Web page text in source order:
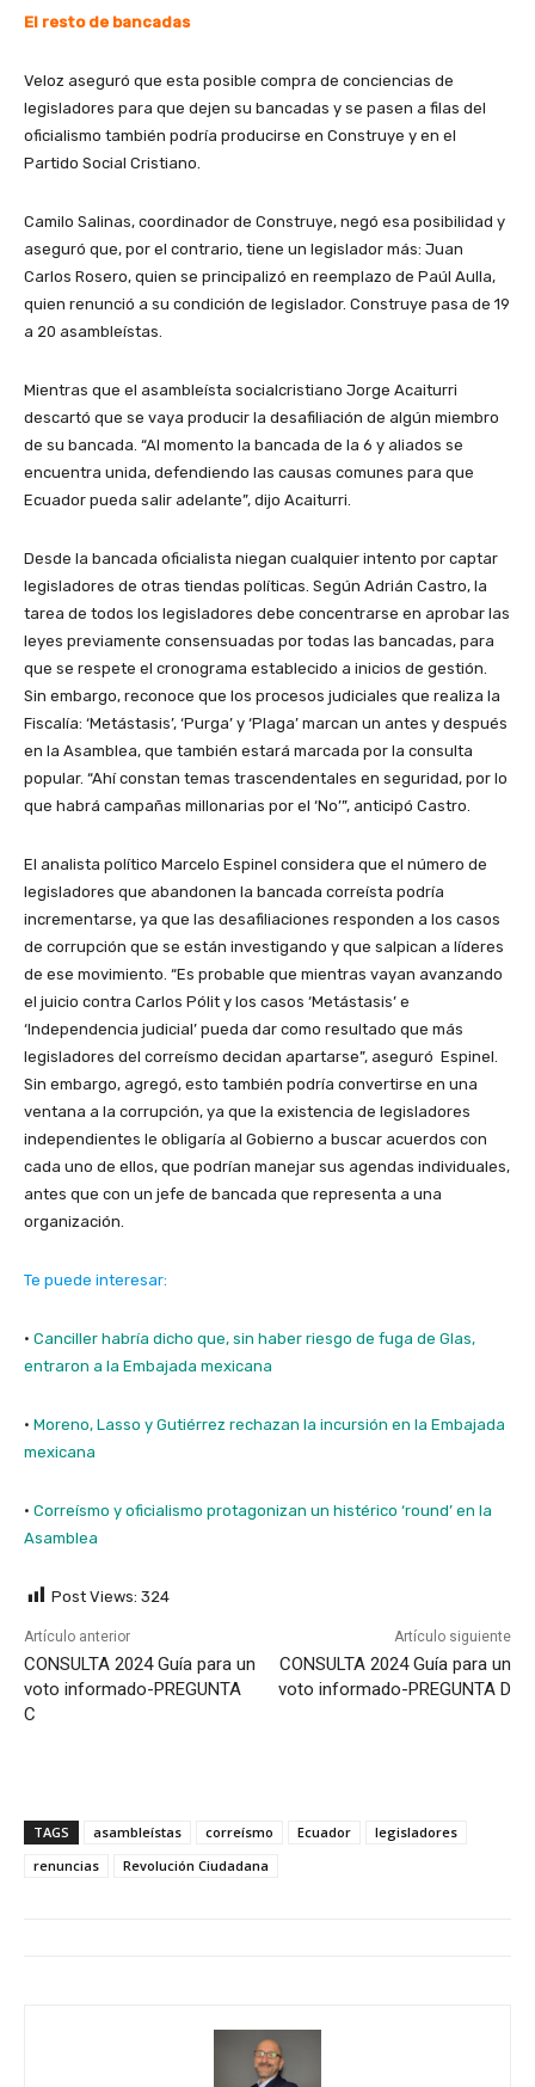
El resto de bancadas
Veloz aseguró que esta posible compra de conciencias de
legisladores para que dejen su bancadas y se pasen a filas del
oficialismo también podría producirse en Construye y en el
Partido Social Cristiano.
Camilo Salinas, coordinador de Construye, negó esa posibilidad y
aseguró que, por el contrario, tiene un legislador más: Juan
Carlos Rosero, quien se principalizó en reemplazo de Paúl Aulla,
quien renunció a su condición de legislador. Construye pasa de 19
a 20 asambleístas.
Mientras que el asambleísta socialcristiano Jorge Acaiturri
descartó que se vaya producir la desafiliación de algún miembro
de su bancada. “Al momento la bancada de la 6 y aliados se
encuentra unida, defendiendo las causas comunes para que
Ecuador pueda salir adelante”, dijo Acaiturri.
Desde la bancada oficialista niegan cualquier intento por captar
legisladores de otras tiendas políticas. Según Adrián Castro, la
tarea de todos los legisladores debe concentrarse en aprobar las
leyes previamente consensuadas por todas las bancadas, para
que se respete el cronograma establecido a inicios de gestión.
Sin embargo, reconoce que los procesos judiciales que realiza la
Fiscalía: ‘Metástasis’, ‘Purga’ y ‘Plaga’ marcan un antes y después
en la Asamblea, que también estará marcada por la consulta
popular. “Ahí constan temas trascendentales en seguridad, por lo
que habrá campañas millonarias por el ‘No’”, anticipó Castro.
El analista político Marcelo Espinel considera que el número de
legisladores que abandonen la bancada correísta podría
incrementarse, ya que las desafiliaciones responden a los casos
de corrupción que se están investigando y que salpican a líderes
de ese movimiento. “Es probable que mientras vayan avanzando
el juicio contra Carlos Pólit y los casos ‘Metástasis’ e
‘Independencia judicial’ pueda dar como resultado que más
legisladores del correísmo decidan apartarse”, aseguró Espinel.
Sin embargo, agregó, esto también podría convertirse en una
ventana a la corrupción, ya que la existencia de legisladores
independientes le obligaría al Gobierno a buscar acuerdos con
cada uno de ellos, que podrían manejar sus agendas individuales,
antes que con un jefe de bancada que representa a una
organización.
Te puede interesar:
· Canciller habría dicho que, sin haber riesgo de fuga de Glas,
entraron a la Embajada mexicana
· Moreno, Lasso y Gutiérrez rechazan la incursión en la Embajada
mexicana
· Correísmo y oficialismo protagonizan un histérico ‘round’ en la
Asamblea
Post Views: 324
Artículo anterior
CONSULTA 2024 Guía para un
voto informado-PREGUNTA
C
Artículo siguiente
CONSULTA 2024 Guía para un
voto informado-PREGUNTA D
TAGS asambleístas correísmo Ecuador
legisladores
renuncias
Revolución Ciudadana